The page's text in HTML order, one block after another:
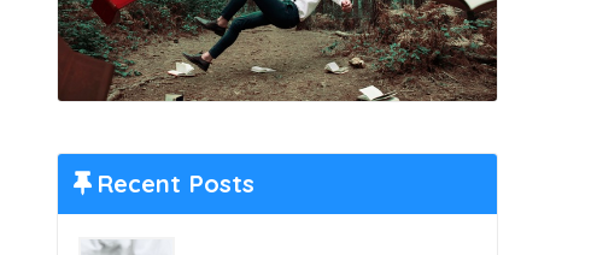
Recent Posts